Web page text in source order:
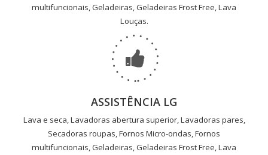
multifuncionais, Geladeiras, Geladeiras Frost Free, Lava
Louças.
ASSISTÊNCIA LG
Lava e seca, Lavadoras abertura superior, Lavadoras pares,
Secadoras roupas, Fornos Micro-ondas, Fornos
multifuncionais, Geladeiras, Geladeiras Frost Free, Lava